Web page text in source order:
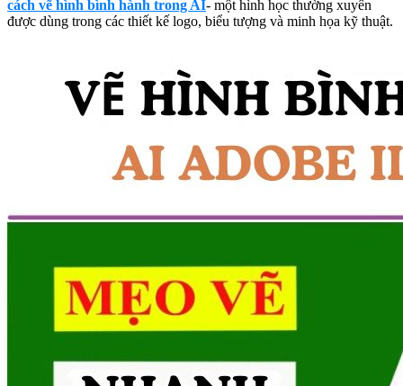
cách vẽ hình bình hành trong AI- một hình học thường xuyên
được dùng trong các thiết kế logo, biểu tượng và minh họa kỹ thuật.